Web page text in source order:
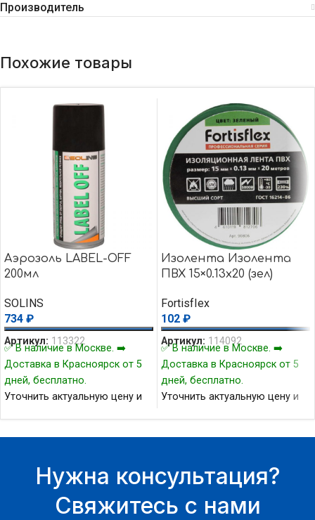
Производитель
Похожие товары
Аэрозоль LABEL-OFF
200мл
SOLINS
734 ₽
Артикул: 113322
✅ В наличие в Москве. ➡️
Доставка в Красноярск от 5
дней, бесплатно.
Уточнить актуальную цену и
Изолента Изолента
ПВХ 15×0.13х20 (зел)
FortisfIex
102 ₽
Артикул: 114092
✅ В наличие в Москве. ➡️
Доставка в Красноярск от 5
дней, бесплатно.
Уточнить актуальную цену и
Нужна консультация?
Свяжитесь с нами